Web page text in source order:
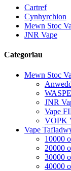
Cartref
Cynhyrchion
Mewn Stoc
JNR Vape
Categorïau
Mewn Stoc
JNR
Vape
VOPK
Vape
10000
20000
30000
40000